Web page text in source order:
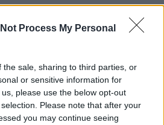
Process My Personal
the sale, sharing to third parties, or
or sensitive information for
please use the below opt-out
Please note that after your
you may continue seeing